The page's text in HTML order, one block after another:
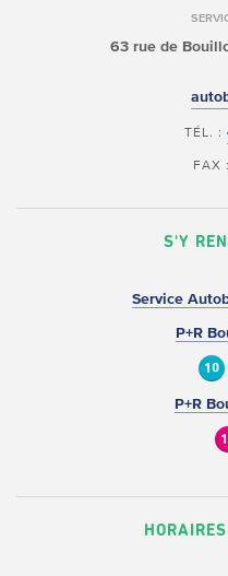
63 rue de
TÉL. :
FAX
S'Y
Service
P+R
10
P+R